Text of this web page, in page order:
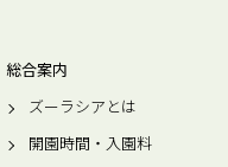
総合案内
ズーラシアとは
開園時間・入園料